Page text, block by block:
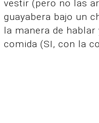
vestir (pero no las
guayabera bajo un
la manera de
comida (SI, con la